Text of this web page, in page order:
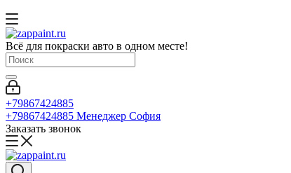
Всё для покраски авто в одном месте!
+79867424885
+79867424885 Менеджер София
Заказать звонок